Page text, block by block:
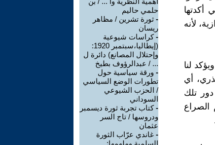
أكدتها
لأنه
لنا
أي
دور تلك
الصراع
حلمي حاليم
- ثورة تشرين / مظاهر
ريسان
-كراسات شيوعية
(إيطاليا،سبتمبر 1920:
وإحتلال المصانع) دائرة ل
... / عبدالرؤوف بطيخ
- ورقة سياسية حول
تطورات الوضع السياسي
/ الحزب الشيوعي
السوداني
-كتاب تجربة ثورة ديسمبر
ودروسها / تاج السر
عثمان
- غاندي عرّاب الثورة
السلمية وملهمها: